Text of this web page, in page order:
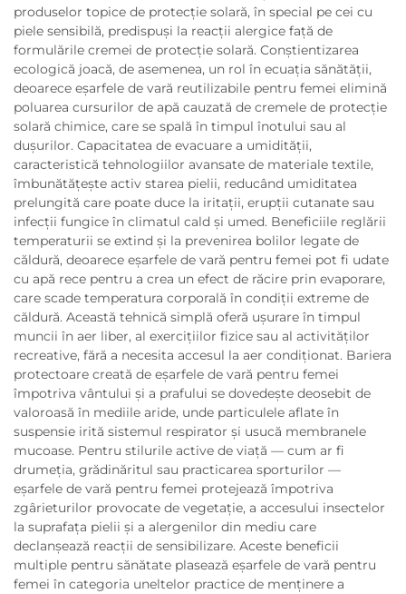
produselor topice de protecție solară, în special pe cei cu
piele sensibilă, predispuși la reacții alergice față de
formulările cremei de protecție solară. Conștientizarea
ecologică joacă, de asemenea, un rol în ecuația sănătății,
deoarece eşarfele de vară reutilizabile pentru femei elimină
poluarea cursurilor de apă cauzată de cremele de protecție
solară chimice, care se spală în timpul înotului sau al
dușurilor. Capacitatea de evacuare a umidității,
caracteristică tehnologiilor avansate de materiale textile,
îmbunătățește activ starea pielii, reducând umiditatea
prelungită care poate duce la iritații, erupții cutanate sau
infecții fungice în climatul cald și umed. Beneficiile reglării
temperaturii se extind și la prevenirea bolilor legate de
căldură, deoarece eşarfele de vară pentru femei pot fi udate
cu apă rece pentru a crea un efect de răcire prin evaporare,
care scade temperatura corporală în condiții extreme de
căldură. Această tehnică simplă oferă ușurare în timpul
muncii în aer liber, al exercițiilor fizice sau al activităților
recreative, fără a necesita accesul la aer condiționat. Bariera
protectoare creată de eşarfele de vară pentru femei
împotriva vântului și a prafului se dovedește deosebit de
valoroasă în mediile aride, unde particulele aflate în
suspensie irită sistemul respirator și usucă membranele
mucoase. Pentru stilurile active de viață — cum ar fi
drumeția, grădinăritul sau practicarea sporturilor —
eşarfele de vară pentru femei protejează împotriva
zgârieturilor provocate de vegetație, a accesului insectelor
la suprafața pielii și a alergenilor din mediu care
declanșează reacții de sensibilizare. Aceste beneficii
multiple pentru sănătate plasează eşarfele de vară pentru
femei în categoria uneltelor practice de menținere a